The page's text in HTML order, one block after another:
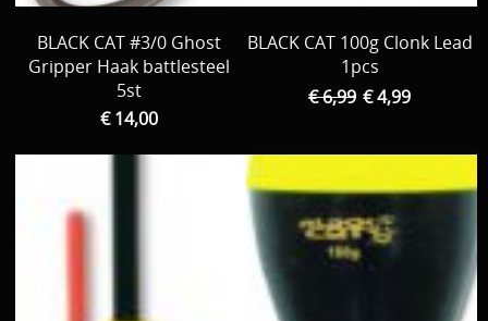
BLACK CAT #3/0 Ghost
Gripper Haak battlesteel
5st
€ 14,00
BLACK CAT 100g Clonk Lead
1pcs
€ 6,99 € 4,99